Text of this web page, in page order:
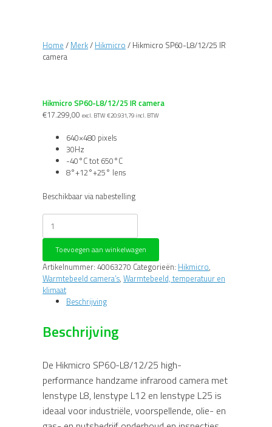
Home / Merk/ Hikmicro / Hikmicro SP60-L8/12/25 IR
camera
Hikmicro SP60-L8/12/25 IR camera
€17.299,00 excl. BTW €20.931,79 incl. BTW
640×480 pixels
30Hz
-40°C tot 650°C
8°+12°+25° lens
Beschikbaar via nabestelling
Hikmicro
SP60-
L8/12/25
camera
aantal
Toevoegen aan winkelwagen
Artikelnummer: 40063270 Categorieën: Hikmicro,
Warmtebeeld camera’s, Warmtebeeld, temperatuur en
klimaat
Beschrijving
Beschrijving
De Hikmicro SP60-L8/12/25 high-
performance handzame infrarood camera met
lenstype L8, lenstype L12 en lenstype L25 is
ideaal voor industriële, voorspellende, olie- en